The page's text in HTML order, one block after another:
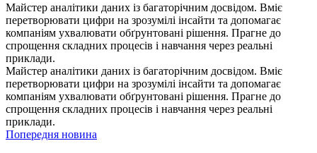
Майстер аналітики даних із багаторічним досвідом. Вміє
перетворювати цифри на зрозумілі інсайти та допомагає
компаніям ухвалювати обґрунтовані рішення. Прагне до
спрощення складних процесів і навчання через реальні
приклади.
Майстер аналітики даних із багаторічним досвідом. Вміє
перетворювати цифри на зрозумілі інсайти та допомагає
компаніям ухвалювати обґрунтовані рішення. Прагне до
спрощення складних процесів і навчання через реальні
приклади.
Попередня новина